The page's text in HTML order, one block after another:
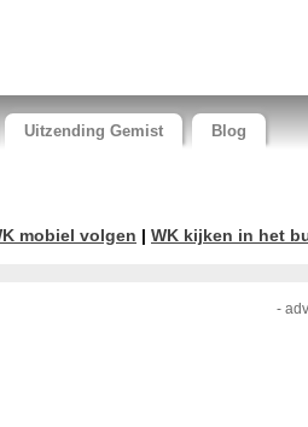
Uitzending Gemist Blog
mobiel volgen | WK kijken in het
-